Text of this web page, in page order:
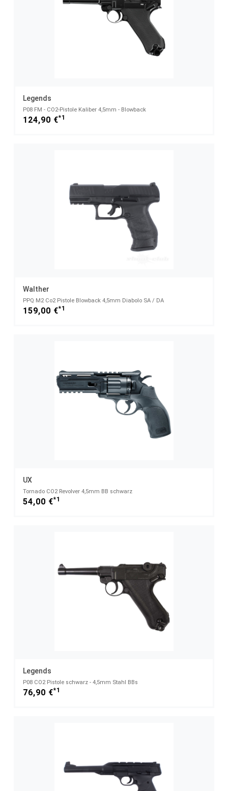
Legends
P08 FM - CO2-Pistole Kaliber 4,5mm - Blowback
124,90 €*1
Walther
PPQ M2 Co2 Pistole Blowback 4,5mm Diabolo SA / DA
159,00 €*1
UX
Tornado CO2 Revolver 4,5mm BB schwarz
54,00 €*1
Legends
P08 CO2 Pistole schwarz - 4,5mm Stahl BBs
76,90 €*1